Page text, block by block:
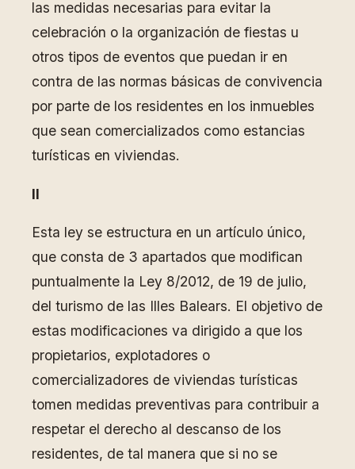
las medidas necesarias para evitar la
celebración o la organización de fiestas u
otros tipos de eventos que puedan ir en
contra de las normas básicas de convivencia
por parte de los residentes en los inmuebles
que sean comercializados como estancias
turísticas en viviendas.
II
Esta ley se estructura en un artículo único,
que consta de 3 apartados que modifican
puntualmente la Ley 8/2012, de 19 de julio,
del turismo de las Illes Balears. El objetivo de
estas modificaciones va dirigido a que los
propietarios, explotadores o
comercializadores de viviendas turísticas
tomen medidas preventivas para contribuir a
respetar el derecho al descanso de los
residentes, de tal manera que si no se